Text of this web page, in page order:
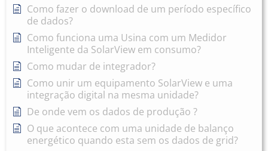
Como fazer o download de um período específico
de dados?
Como funciona uma Usina com um Medidor
Inteligente da SolarView em consumo?
Como mudar de integrador?
Como unir um equipamento SolarView e uma
integração digital na mesma unidade?
De onde vem os dados de produção ?
O que acontece com uma unidade de balanço
energético quando esta sem os dados de grid?